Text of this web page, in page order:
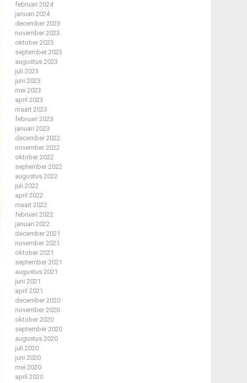
februari 2024
januari 2024
december 2023
november 2023
oktober 2023
september 2023
augustus 2023
juli 2023
juni 2023
mei 2023
april 2023
maart 2023
februari 2023
januari 2023
december 2022
november 2022
oktober 2022
september 2022
augustus 2022
juli 2022
april 2022
maart 2022
februari 2022
januari 2022
december 2021
november 2021
oktober 2021
september 2021
augustus 2021
juni 2021
april 2021
december 2020
november 2020
oktober 2020
september 2020
augustus 2020
juli 2020
juni 2020
mei 2020
april 2020